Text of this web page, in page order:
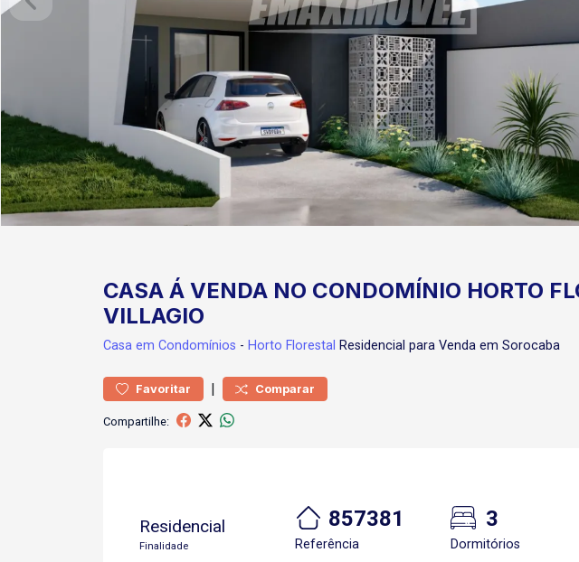
CASA Á VENDA NO CONDOMÍNIO HORTO
VILLAGIO
Casa em Condomínios - Horto Florestal Residencial para Venda em Sorocaba
Favoritar | Comparar
Compartilhe:
Residencial
Finalidade
857381
Referência
3
Dormitórios